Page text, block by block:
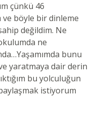
çünkü 46
ve böyle bir dinleme
değildim. Ne
ne
bunu
yaratmaya dair derin
bu yolculuğun
istiyorum